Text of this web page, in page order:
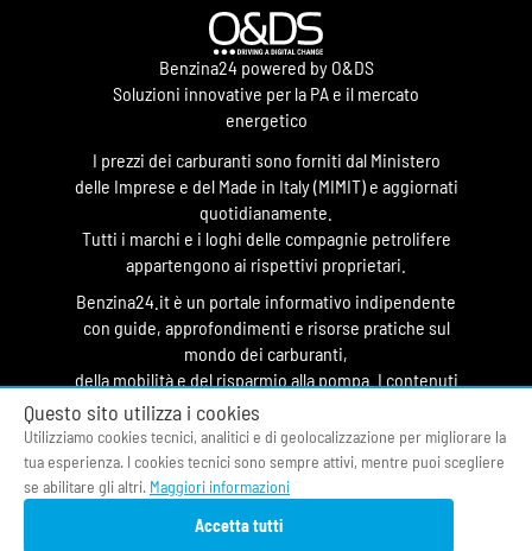
Benzina24 powered by O&DS
Soluzioni innovative per la PA e il mercato
energetico
I prezzi dei carburanti sono forniti dal Ministero
delle Imprese e del Made in Italy (MIMIT) e aggiornati
quotidianamente.
Tutti i marchi e i loghi delle compagnie petrolifere
appartengono ai rispettivi proprietari.
Benzina24.it è un portale informativo indipendente
con guide, approfondimenti e risorse pratiche sul
mondo dei carburanti,
della mobilità e del risparmio alla pompa. I contenuti
hanno finalità divulgativa e non costituiscono
testata giornalistica.
© 2026 O&DS S.r.l.
CF & P.IVA 05058400964
Cookie Policy
Questo sito utilizza i cookies
Utilizziamo cookies tecnici, analitici e di geolocalizzazione per migliorare la
tua esperienza. I cookies tecnici sono sempre attivi, mentre puoi scegliere
se abilitare gli altri. Maggiori informazioni
Accetta tutti